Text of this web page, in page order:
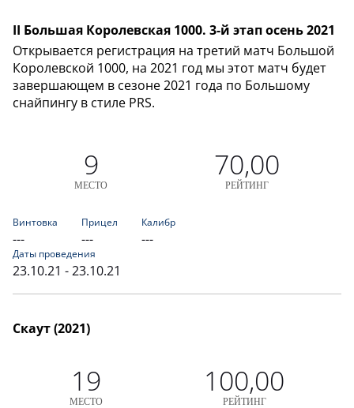
II Большая Королевская 1000. 3-й этап осень 2021
Открывается регистрация на третий матч Большой
Королевской 1000, на 2021 год мы этот матч будет
завершающем в сезоне 2021 года по Большому
снайпингу в стиле PRS.
9
МЕСТО
70,00
РЕЙТИНГ
Винтовка
---
Прицел
---
Калибр
---
Даты проведения
23.10.21 - 23.10.21
Скаут (2021)
19
МЕСТО
100,00
РЕЙТИНГ